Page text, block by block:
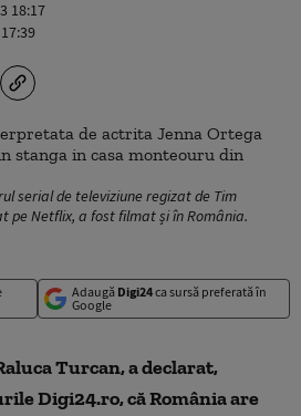
18:17
serial de televiziune regizat de Tim
pe Netflix, a fost filmat și în România.
Adaugă Digi24ca sursă preferată în
Google
Turcan, a declarat,
Digi24.ro, că România are